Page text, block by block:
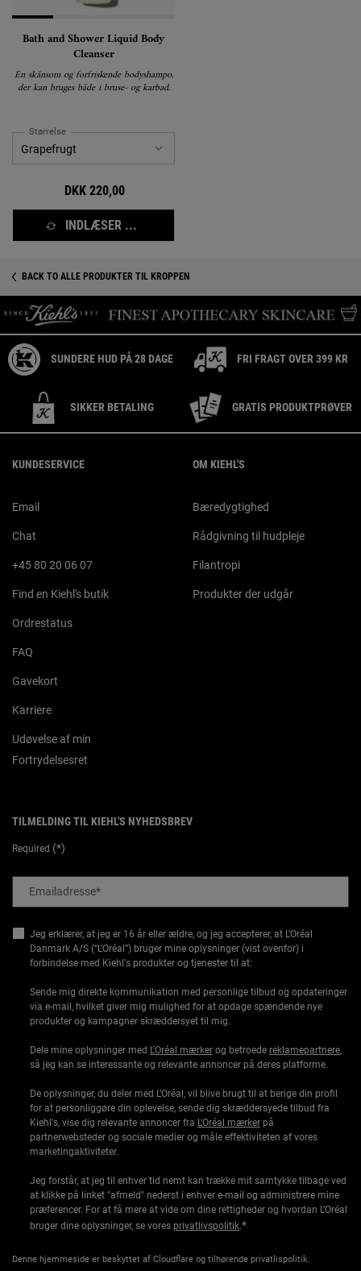
Bath and Shower Liquid Body
Cleanser
En skånsom og forfriskende bodyshampo,
der kan bruges både i bruse- og karbad.
Størrelse
DKK 220,00
INDLÆSER ...
BACK TO ALLE PRODUKTER TIL KROPPEN
SUNDERE HUD PÅ 28 DAGE FRI FRAGT OVER 399 KR
SIKKER BETALING GRATIS PRODUKTPRØVER
KUNDESERVICE
Email
Chat
+45 80 20 06 07
Find en Kiehl's butik
Ordrestatus
FAQ
Gavekort
Karriere
Udøvelse af min
Fortrydelsesret
OM KIEHL'S
Bæredygtighed
Rådgivning til hudpleje
Filantropi
Produkter der udgår
TILMELDING TIL KIEHL'S NYHEDSBREV
Required (*)
Emailadresse*
Jeg erklærer, at jeg er 16 år eller ældre, og jeg accepterer, at L’Oréal
Danmark A/S (“L’Oréal”) bruger mine oplysninger (vist ovenfor) i
forbindelse med Kiehl's produkter og tjenester til at:
Sende mig direkte kommunikation med personlige tilbud og opdateringer
via e-mail, hvilket giver mig mulighed for at opdage spændende nye
produkter og kampagner skræddersyet til mig.
Dele mine oplysninger med L'Oréal mærker og betroede reklamepartnere,
så jeg kan se interessante og relevante annoncer på deres platforme.
De oplysninger, du deler med L’Oréal, vil blive brugt til at berige din profil
for at personliggøre din oplevelse, sende dig skræddersyede tilbud fra
Kiehl's, vise dig relevante annoncer fra L'Oréal mærker på
partnerwebsteder og sociale medier og måle effektiviteten af vores
marketingaktiviteter.
Jeg forstår, at jeg til enhver tid nemt kan trække mit samtykke tilbage ved
at klikke på linket "afmeld" nederst i enhver e-mail og administrere mine
præferencer. For at få mere at vide om dine rettigheder og hvordan L’Oréal
bruger dine oplysninger, se vores privatlivspolitik.*
Denne hjemmeside er beskyttet af Cloudflare og tilhørende privatlispolitik.